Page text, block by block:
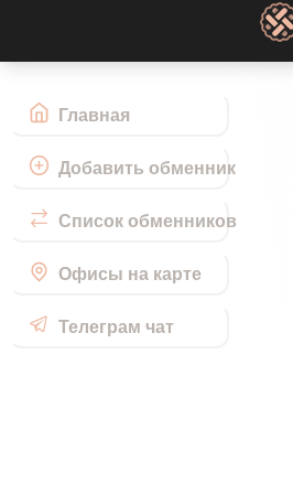
Главная
Добавить обменник
Список обменников
Офисы на карте
Телеграм чат